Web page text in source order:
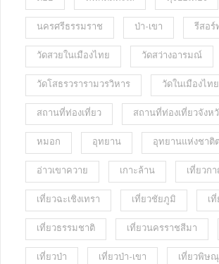
นครศรีธรรมราช ป่า-เขา รีสอร์
วัดสวยในเมืองไทย วัดสว่างอารมณ์
วัดโสธรวรารามวรวิหาร วัดในเมืองไทย
สถานที่ท่องเที่ยว สถานที่ท่องเที่ยวจังห
หมอก อุทยาน อุทยานแห่งชาติ
อ่าวเขาควาย เกาะล้าน เที่ยวก
เที่ยวฉะเชิงเทรา เที่ยวชัยภูมิ เ
เที่ยวธรรมชาติ เที่ยวนครราชสีมา
เที่ยวป่า เที่ยวป่า-เขา เที่ยวพิษ